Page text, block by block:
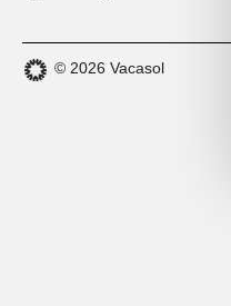
© 2026 Vacasol